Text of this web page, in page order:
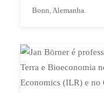
Bonn, Alemanha.